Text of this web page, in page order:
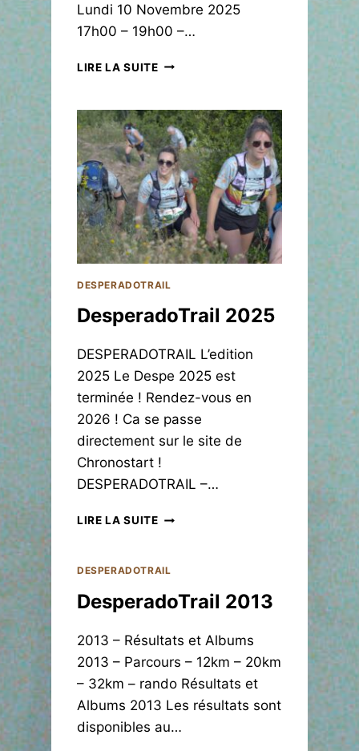
T
Lundi 10 Novembre 2025
17h00 – 19h00 –…
LIRE LA SUITEO
T
R
A
I
L
2
0
2
5
DESPERADOTRAIL
DesperadoTrail 2025
DESPERADOTRAIL L’edition
2025 Le Despe 2025 est
terminée ! Rendez-vous en
2026 ! Ca se passe
directement sur le site de
Chronostart !
DESPERADOTRAIL –…
LIRE LA SUITED
P
R
D
T
R
A
L
DESPERADOTRAIL
DesperadoTrail 2013
2013 – Résultats et Albums
2013 – Parcours – 12km – 20km
– 32km – rando Résultats et
Albums 2013 Les résultats sont
disponibles au…